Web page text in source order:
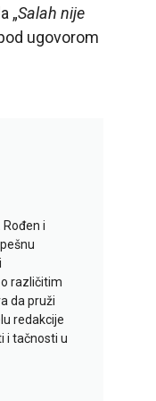
„Salah nije
ugovorom
i
različitim
da pruži
redakcije
i tačnosti u